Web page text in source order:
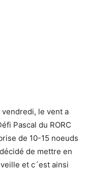
le vent a
Pascal du RORC
de 10-15 noeuds
de mettre en
et c´est ainsi